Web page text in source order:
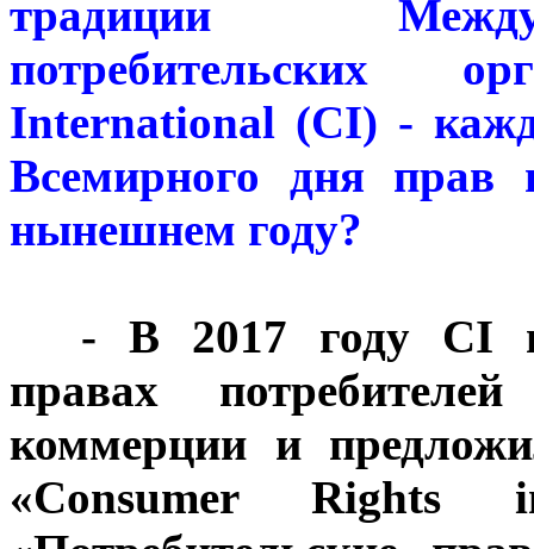
традиции
потребительских
International (CI) -
Всемирного дня прав
нынешнем году?
- В 2017 году CI
правах
коммерции и
«Consumer